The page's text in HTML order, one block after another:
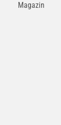
Magazin